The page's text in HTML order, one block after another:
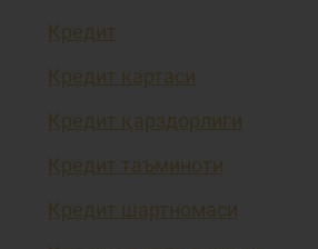
Кредит
Кредит картаси
Кредит қарздорлиги
Кредит таъминоти
Кредит шартномаси